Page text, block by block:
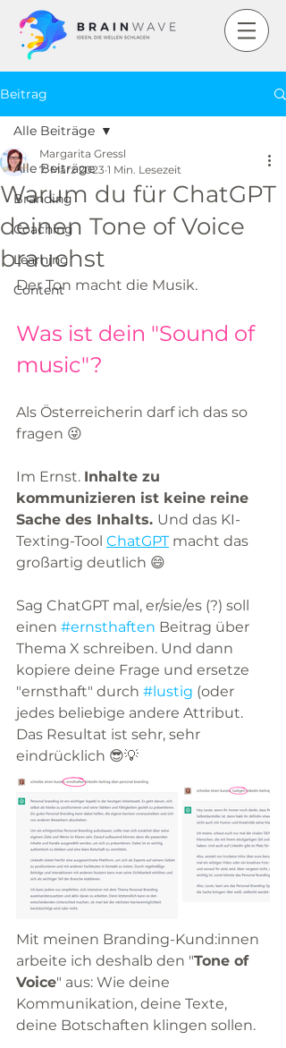
Beitrag
Alle Beiträge
Branding
Coaching
Learning
Content
Alle Beiträge
Warum du für ChatGPT
deinen Tone of Voice
brauchst
Margarita Gressl
7. März 2023 1 Min. Lesezeit
Der Ton macht die Musik.
Was ist dein "Sound of
music"?
Als Österreicherin darf ich das so
fragen 😜
Im Ernst. Inhalte zu
kommunizieren ist keine reine
Sache des Inhalts. Und das KI-
Texting-Tool ChatGPT macht das
großartig deutlich 😄
Sag ChatGPT mal, er/sie/es (?) soll
einen #ernsthaften Beitrag über
Thema X schreiben. Und dann
kopiere deine Frage und ersetze
"ernsthaft" durch #lustig (oder
jedes beliebige andere Attribut.
Das Resultat ist sehr, sehr
eindrücklich 😎💡
Mit meinen Branding-Kund:innen
arbeite ich deshalb den "Tone of
Voice" aus: Wie deine
Kommunikation, deine Texte,
deine Botschaften klingen sollen.